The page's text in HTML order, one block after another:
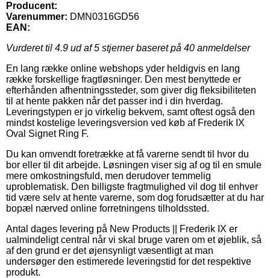
Producent:
Varenummer: DMN0316GD56
EAN:
Vurderet til 4.9 ud af 5 stjerner baseret på 40 anmeldelser
En lang række online webshops yder heldigvis en lang
række forskellige fragtløsninger. Den mest benyttede er
efterhånden afhentningssteder, som giver dig fleksibiliteten
til at hente pakken når det passer ind i din hverdag.
Leveringstypen er jo virkelig bekvem, samt oftest også den
mindst kostelige leveringsversion ved køb af Frederik IX
Oval Signet Ring F.
Du kan omvendt foretrække at få varerne sendt til hvor du
bor eller til dit arbejde. Løsningen viser sig af og til en smule
mere omkostningsfuld, men derudover temmelig
uproblematisk. Den billigste fragtmulighed vil dog til enhver
tid være selv at hente varerne, som dog forudsætter at du har
bopæl nærved online forretningens tilholdssted.
Antal dages levering på New Products || Frederik IX er
ualmindeligt central når vi skal bruge varen om et øjeblik, så
af den grund er det øjensynligt væsentligt at man
undersøger den estimerede leveringstid for det respektive
produkt.